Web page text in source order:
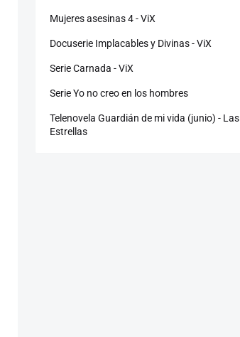
Mujeres asesinas 4 - ViX
Docuserie Implacables y Divinas - ViX
Serie Carnada - ViX
Serie Yo no creo en los hombres
Telenovela Guardián de mi vida (junio) - Las
Estrellas